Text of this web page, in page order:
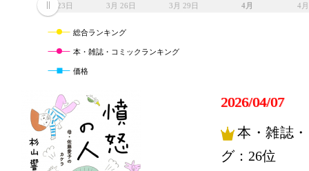
3月 23日 3月 26日 3月 29日 4月 4
総合ランキング
本・雑誌・コミックランキング
価格
2026/04/07
本・雑誌
グ：26位